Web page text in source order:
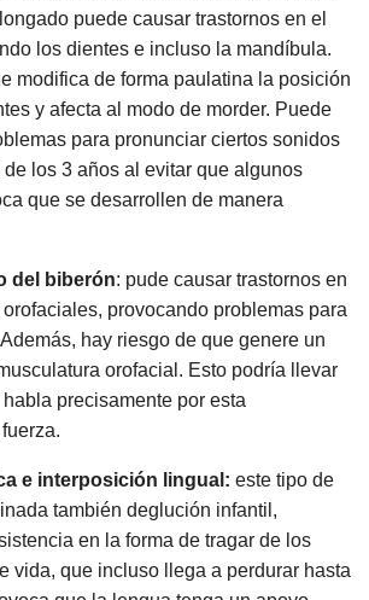
puede causar trastornos en el
los dientes e incluso la mandíbula.
modifica de forma paulatina la posición
y afecta al modo de morder. Puede
para pronunciar ciertos sonidos
los 3 años al evitar que algunos
que se desarrollen de manera
del biberón: pude causar trastornos en
provocando problemas para
hay riesgo de que genere un
orofacial. Esto podría llevar
precisamente por esta
e interposición lingual: este tipo de
también deglución infantil,
en la forma de tragar de los
vida, que incluso llega a perdurar hasta